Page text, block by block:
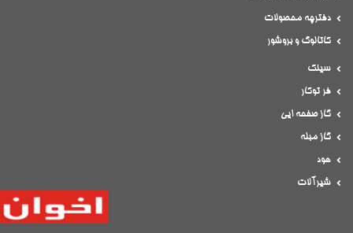
دفترچه محصولات
کاتالوگ و بروشور
سینک
فر توکار
گاز صفحه ایی
گاز مبله
هود
شیرآلات